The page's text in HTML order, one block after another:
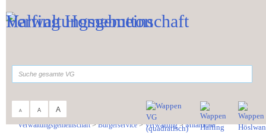
A A A
Verwaltungsgemeinschaft>Bürgerservice>Verwaltung>Mitarbeiter